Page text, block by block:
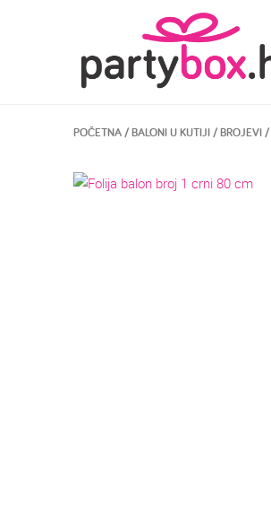
POČETNA/BALONI U KUTIJI/BROJEVI/